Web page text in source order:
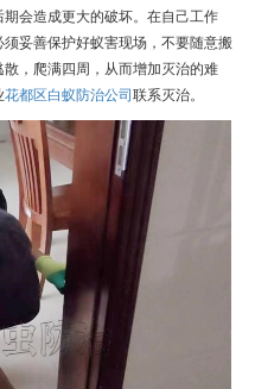
会造成更大的破坏。在自己工作
妥善保护好蚁害现场，不要随意搬
，爬满四周，从而增加灭治的难
花都区白蚁防治公司联系灭治。